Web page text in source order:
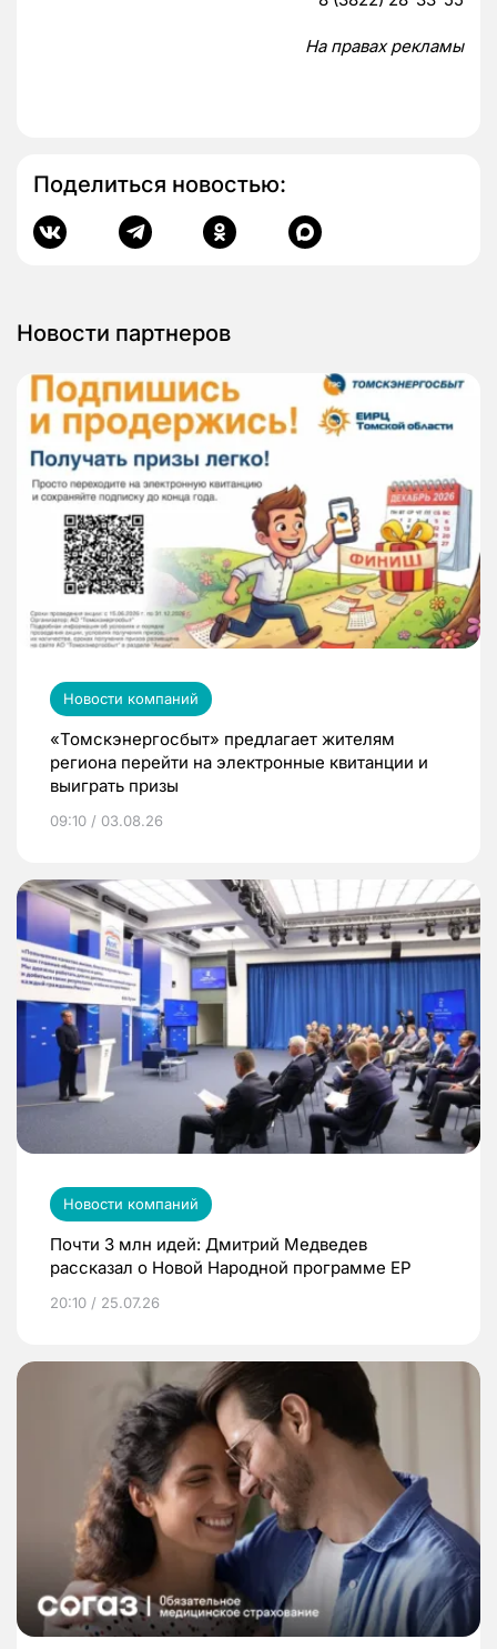
На правах рекламы
Поделиться новостью:
Новости партнеров
Новости компаний
«Томскэнергосбыт» предлагает жителям
региона перейти на электронные квитанции и
выиграть призы
09:10 / 03.08.26
Новости компаний
Почти 3 млн идей: Дмитрий Медведев
рассказал о Новой Народной программе ЕР
20:10 / 25.07.26